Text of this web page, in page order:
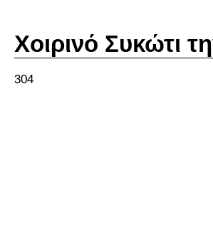
Χοιρινό Συκώτι
304